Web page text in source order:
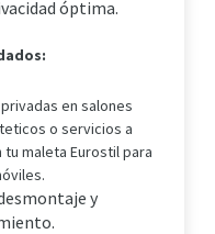
óptima.
en salones
o servicios a
maleta Eurostil para
y